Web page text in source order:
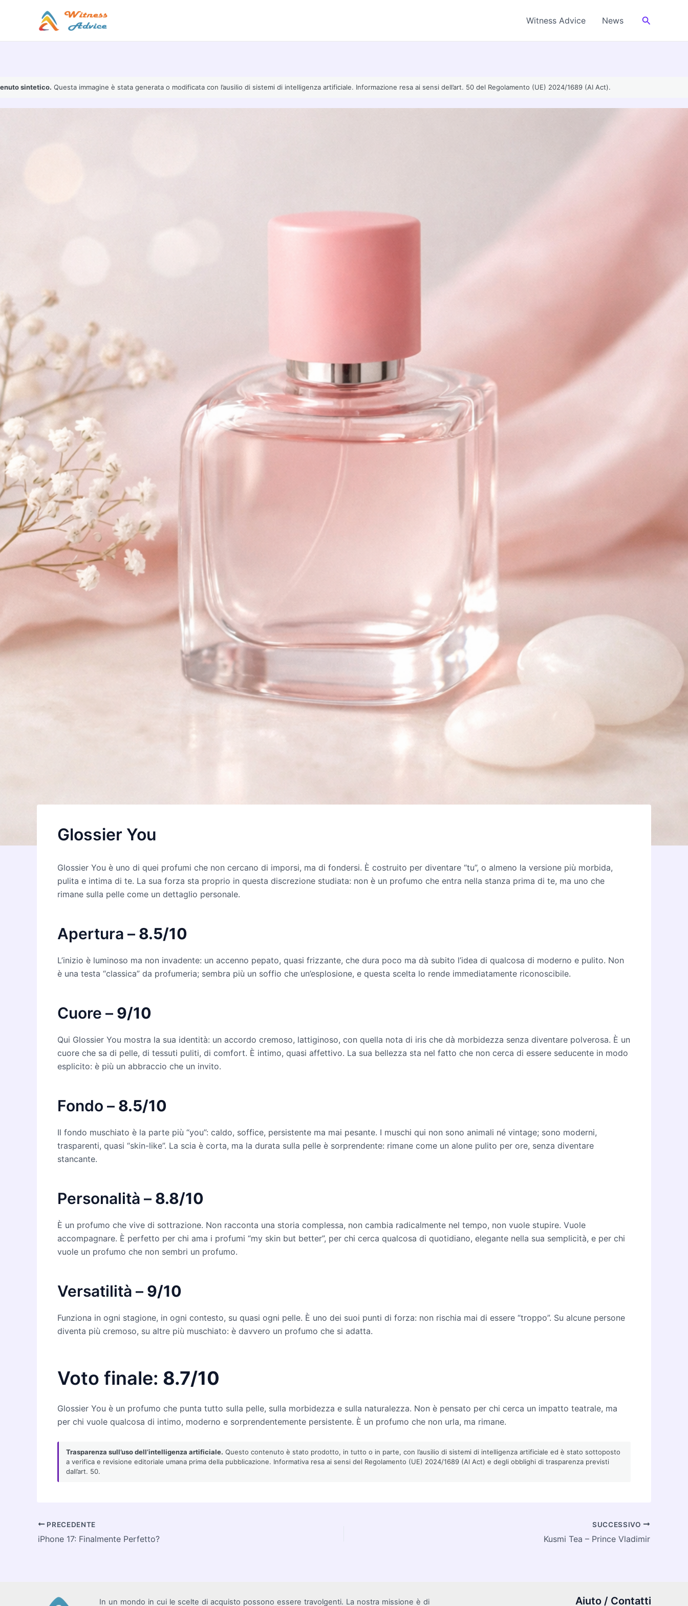
Witness Advice News Cerca
sintetico. Questa immagine è stata generata o modificata con l’ausilio di sistemi di intelligenza artificiale. Informazione resa ai sensi dell’art. 50 del Regolamento (UE) 2024/1689 (AI Act).
Glossier You
Glossier You è uno di quei profumi che non cercano di imporsi, ma di fondersi. È costruito per diventare “tu”, o almeno la versione più morbida,
pulita e intima di te. La sua forza sta proprio in questa discrezione studiata: non è un profumo che entra nella stanza prima di te, ma uno che
rimane sulla pelle come un dettaglio personale.
Apertura – 8.5/10
L’inizio è luminoso ma non invadente: un accenno pepato, quasi frizzante, che dura poco ma dà subito l’idea di qualcosa di moderno e pulito. Non
è una testa “classica” da profumeria; sembra più un soffio che un’esplosione, e questa scelta lo rende immediatamente riconoscibile.
Cuore – 9/10
Qui Glossier You mostra la sua identità: un accordo cremoso, lattiginoso, con quella nota di iris che dà morbidezza senza diventare polverosa. È un
cuore che sa di pelle, di tessuti puliti, di comfort. È intimo, quasi affettivo. La sua bellezza sta nel fatto che non cerca di essere seducente in modo
esplicito: è più un abbraccio che un invito.
Fondo – 8.5/10
Il fondo muschiato è la parte più “you”: caldo, soffice, persistente ma mai pesante. I muschi qui non sono animali né vintage; sono moderni,
trasparenti, quasi “skin-like”. La scia è corta, ma la durata sulla pelle è sorprendente: rimane come un alone pulito per ore, senza diventare
stancante.
Personalità – 8.8/10
È un profumo che vive di sottrazione. Non racconta una storia complessa, non cambia radicalmente nel tempo, non vuole stupire. Vuole
accompagnare. È perfetto per chi ama i profumi “my skin but better”, per chi cerca qualcosa di quotidiano, elegante nella sua semplicità, e per chi
vuole un profumo che non sembri un profumo.
Versatilità – 9/10
Funziona in ogni stagione, in ogni contesto, su quasi ogni pelle. È uno dei suoi punti di forza: non rischia mai di essere “troppo”. Su alcune persone
diventa più cremoso, su altre più muschiato: è davvero un profumo che si adatta.
Voto finale: 8.7/10
Glossier You è un profumo che punta tutto sulla pelle, sulla morbidezza e sulla naturalezza. Non è pensato per chi cerca un impatto teatrale, ma
per chi vuole qualcosa di intimo, moderno e sorprendentemente persistente. È un profumo che non urla, ma rimane.
Trasparenza sull’uso dell’intelligenza artificiale. Questo contenuto è stato prodotto, in tutto o in parte, con l’ausilio di sistemi di intelligenza artificiale ed è stato sottoposto
a verifica e revisione editoriale umana prima della pubblicazione. Informativa resa ai sensi del Regolamento (UE) 2024/1689 (AI Act) e degli obblighi di trasparenza previsti
dall’art. 50.
Navigazione
articoli
PRECEDENTE
iPhone 17: Finalmente Perfetto?
SUCCESSIVO
Kusmi Tea – Prince Vladimir
In un mondo in cui le scelte di acquisto possono essere travolgenti. La nostra missione è di Aiuto / Contatti